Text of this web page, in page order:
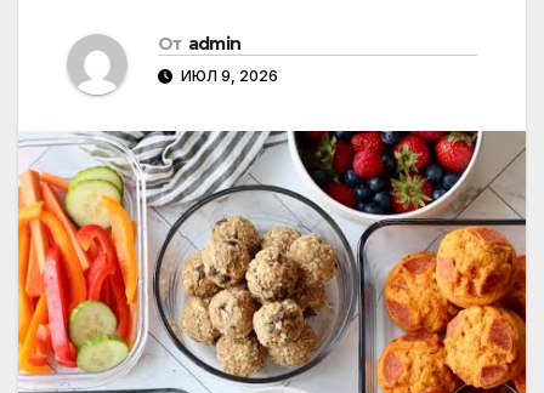
От admin
ИЮЛ 9, 2026